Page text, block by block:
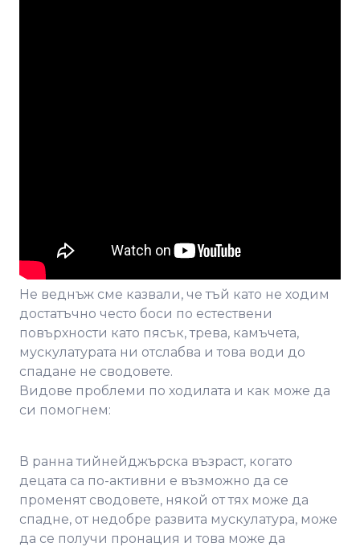
Не веднъж сме казвали, че тъй като не ходим
достатъчно често боси по естествени
повърхности като пясък, трева, камъчета,
мускулатурата ни отслабва и това води до
спадане не сводовете.
Видове проблеми по ходилата и как може да
си помогнем:
В ранна тийнейджърска възраст, когато
децата са по-активни е възможно да се
променят сводовете, някой от тях може да
спадне, от недобре развита мускулатура, може
да се получи пронация и това може да